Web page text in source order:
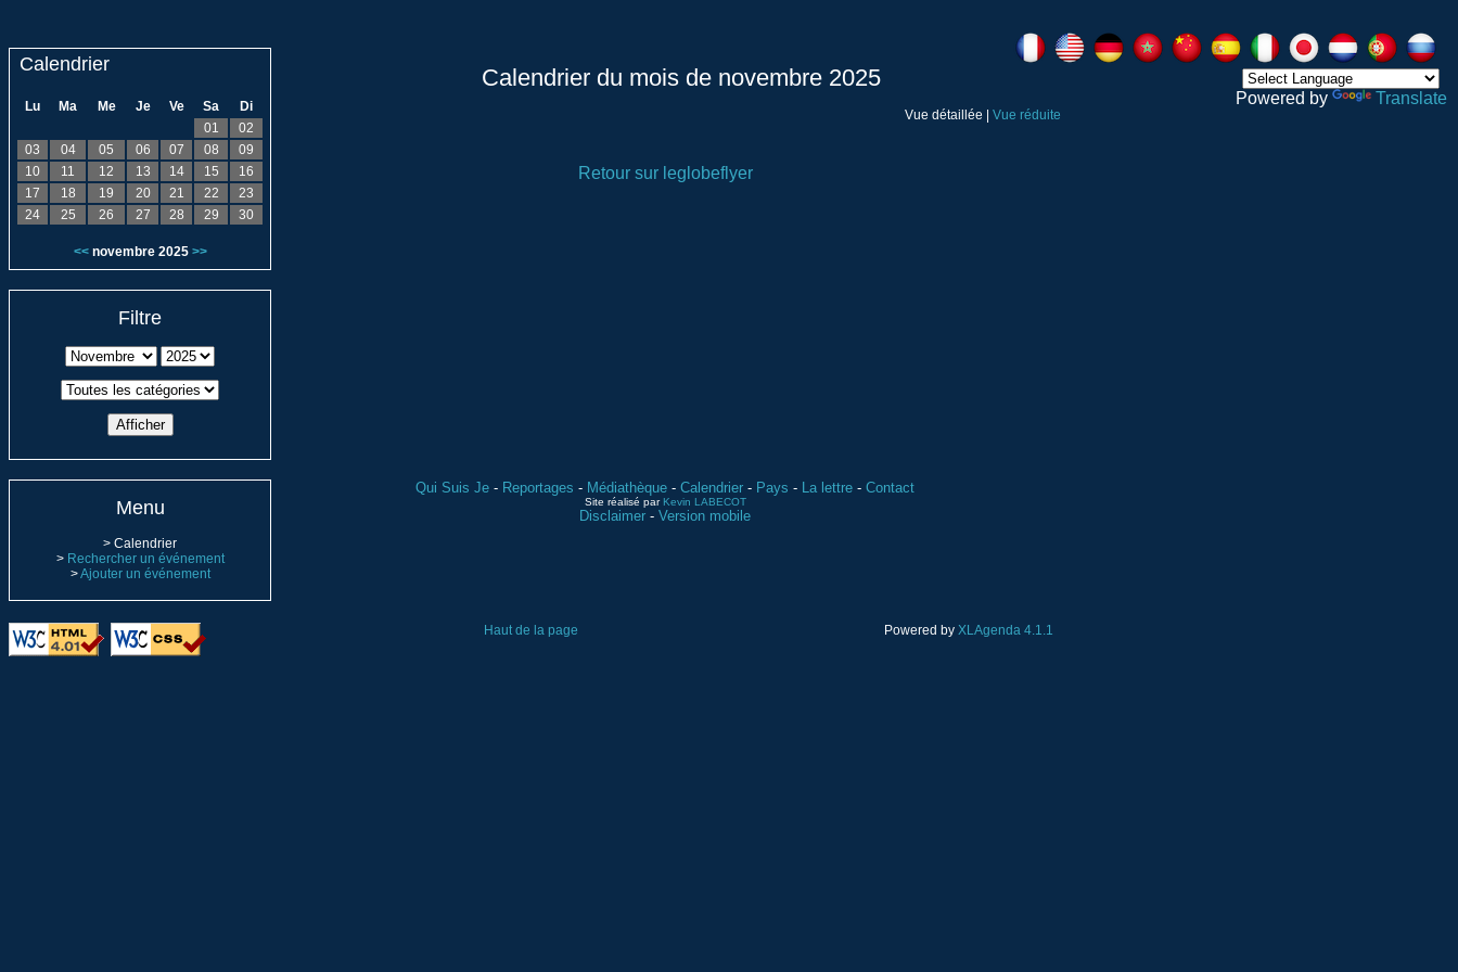
Calendrier
Lu Ma Me Je Ve Sa
Di
01
02
03
04 05 06 07 08
09
10
11 12 13 14 15
16
17
18 19 20 21 22
23
24
25 26 27 28 29 30
<<novembre 2025 >>
Filtre
Menu
> Calendrier
> Rechercher un événement
>Ajouter un événement
Calendrier du mois de novembre 2025
Vue détaillée | Vue réduite
Retour sur leglobeflyer
Qui Suis Je - Reportages - Médiathèque - Calendrier - Pays - La lettre - Contact
Site réalisé par Kevin LABECOT
Disclaimer - Version mobile
Powered by Translate
Haut de la page Powered by XLAgenda 4.1.1